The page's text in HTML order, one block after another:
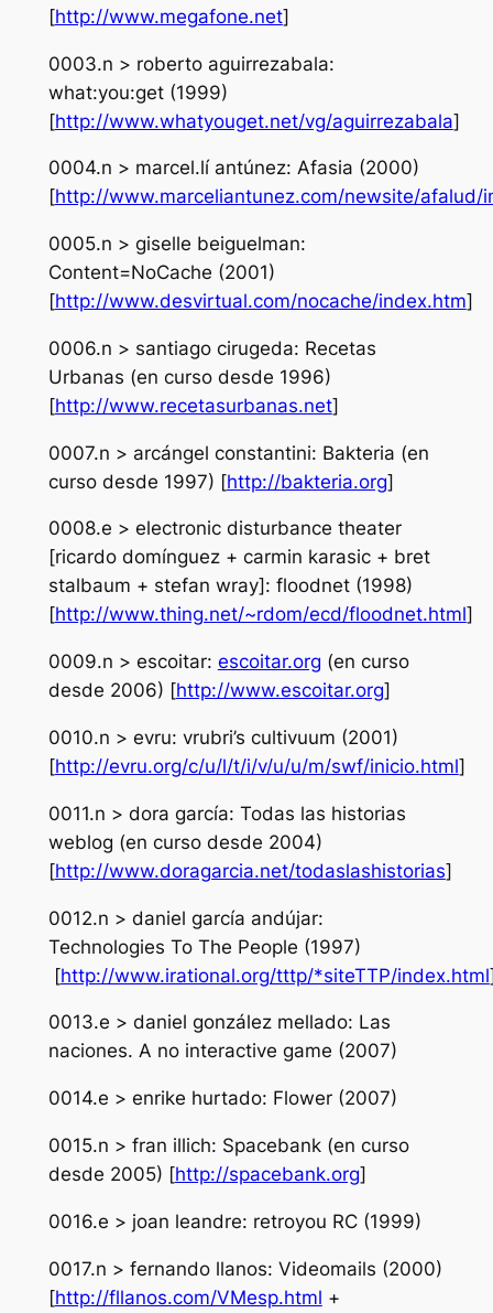
[http://www.megafone.net]
0003.n > roberto aguirrezabala:
what:you:get (1999)
[http://www.whatyouget.net/vg/aguirrezabala]
0004.n > marcel.lí antúnez: Afasia (2000)
[http://www.marceliantunez.com/newsite/afalud/
0005.n > giselle beiguelman:
Content=NoCache (2001)
[http://www.desvirtual.com/nocache/index.htm]
0006.n > santiago cirugeda: Recetas
Urbanas (en curso desde 1996)
[http://www.recetasurbanas.net]
0007.n > arcángel constantini: Bakteria (en
curso desde 1997) [http://bakteria.org]
0008.e > electronic disturbance theater
[ricardo domínguez + carmin karasic + bret
stalbaum + stefan wray]: floodnet (1998)
[http://www.thing.net/~rdom/ecd/floodnet.html]
0009.n > escoitar: escoitar.org (en curso
desde 2006) [http://www.escoitar.org]
0010.n > evru: vrubri’s cultivuum (2001)
[http://evru.org/c/u/l/t/i/v/u/u/m/swf/inicio.html]
0011.n > dora garcía: Todas las historias
weblog (en curso desde 2004)
[http://www.doragarcia.net/todaslashistorias]
0012.n > daniel garcía andújar:
Technologies To The People (1997)
[http://www.irational.org/tttp/*siteTTP/index.html
0013.e > daniel gonzález mellado: Las
naciones. A no interactive game (2007)
0014.e > enrike hurtado: Flower (2007)
0015.n > fran illich: Spacebank (en curso
desde 2005) [http://spacebank.org]
0016.e > joan leandre: retroyou RC (1999)
0017.n > fernando llanos: Videomails (2000)
[http://fllanos.com/VMesp.html +